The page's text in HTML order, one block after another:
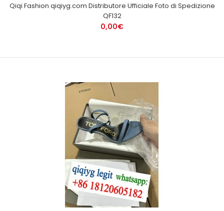
Qiqi Fashion qiqiyg.com Distributore Ufficiale Foto di Spedizione
QF132
0,00€